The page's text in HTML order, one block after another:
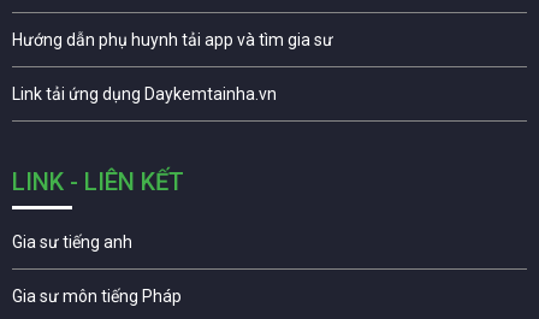
Hướng dẫn phụ huynh tải app và tìm gia sư
Link tải ứng dụng Daykemtainha.vn
LINK - LIÊN KẾT
Gia sư tiếng anh
Gia sư môn tiếng Pháp